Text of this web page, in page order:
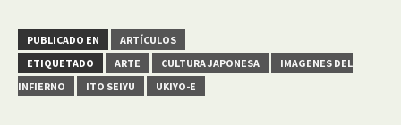
PUBLICADO EN
ARTÍCULOS
ETIQUETADO
ARTE CULTURA JAPONESA
IMAGENES DEL
INFIERNO
ITO SEIYU UKIYO-E